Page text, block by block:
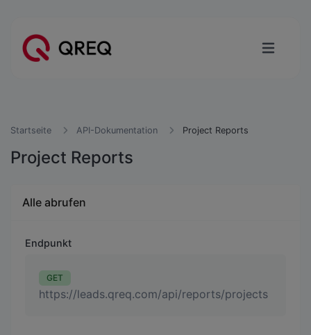
Startseite API-Dokumentation Project Reports
Project Reports
Alle abrufen
Endpunkt
GET
https://leads.qreq.com/api/reports/projects